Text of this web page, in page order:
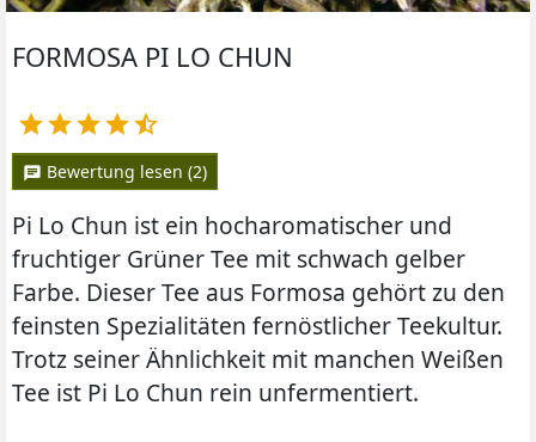
FORMOSA PI LO CHUN

chat Bewertung lesen (2)
Pi Lo Chun ist ein hocharomatischer und
fruchtiger Grüner Tee mit schwach gelber
Farbe. Dieser Tee aus Formosa gehört zu den
feinsten Spezialitäten fernöstlicher Teekultur.
Trotz seiner Ähnlichkeit mit manchen Weißen
Tee ist Pi Lo Chun rein unfermentiert.